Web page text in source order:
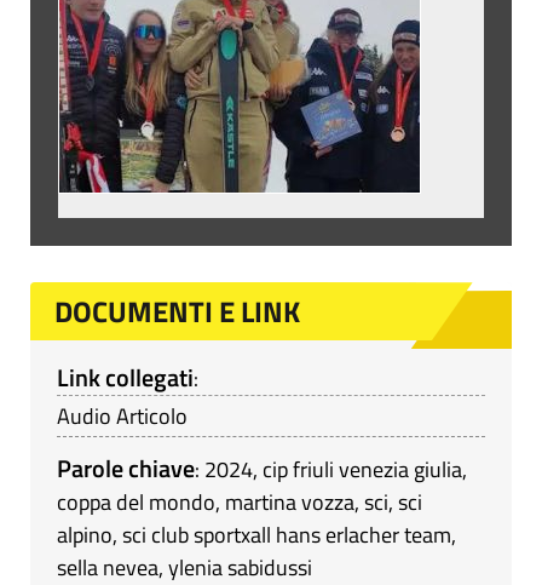
DOCUMENTI E LINK
Link collegati:
Audio Articolo
Parole chiave: 2024, cip friuli venezia giulia,
coppa del mondo, martina vozza,sci,sci
alpino,sci club sportxall hans erlacher team,
sella nevea,ylenia sabidussi